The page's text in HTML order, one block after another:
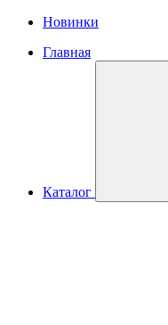
Новинки
Главная
Каталог